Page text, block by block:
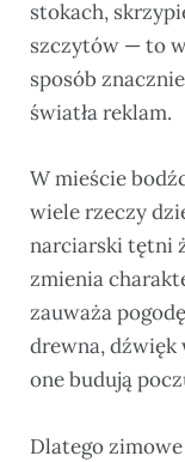
stokach,
szczytów — to
sposób
światła reklam.
W mieście
wiele rzeczy
narciarski tętni
zmienia
zauważa
drewna, dźwięk
one budują
Dlatego